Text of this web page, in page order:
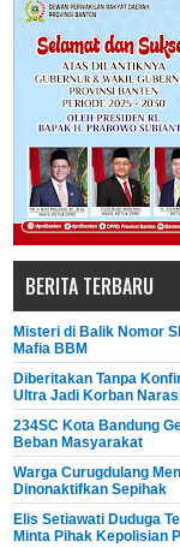
BERITA TERBARU
Misteri di Balik Nomor
Mafia BBM
Diberitakan Tanpa
Ultra Jadi Korban
234SC Kota Bandung
Beban Masyarakat
Warga Curugdulang
Dinonaktifkan Sepihak
Elis Setiawati Duduga
Minta Pihak Kepolisian